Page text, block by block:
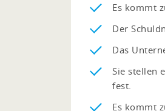
Es kommt
Der
Das
Sie stellen
fest.
Es kommt